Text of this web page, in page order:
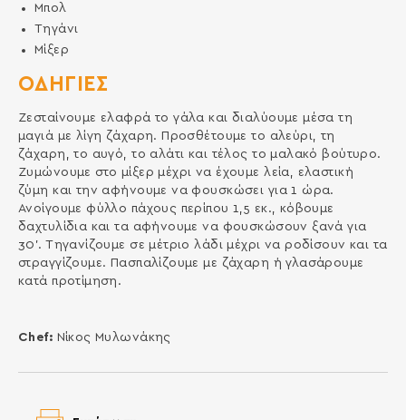
ΟΔΗΓΙΕΣ
Ζεσταίνουμε ελαφρά το γάλα και διαλύουμε μέσα τη
μαγιά με λίγη ζάχαρη. Προσθέτουμε το αλεύρι, τη
ζάχαρη, το αυγό, το αλάτι και τέλος το μαλακό βούτυρο.
Ζυμώνουμε στο μίξερ μέχρι να έχουμε λεία, ελαστική
ζύμη και την αφήνουμε να φουσκώσει για 1 ώρα.
Ανοίγουμε φύλλο πάχους περίπου 1,5 εκ., κόβουμε
δαχτυλίδια και τα αφήνουμε να φουσκώσουν ξανά για
30’. Τηγανίζουμε σε μέτριο λάδι μέχρι να ροδίσουν και τα
στραγγίζουμε. Πασπαλίζουμε με ζάχαρη ή γλασάρουμε
κατά προτίμηση.
Chef: Νίκος Μυλωνάκης
Μπολ
Τηγάνι
Μίξερ